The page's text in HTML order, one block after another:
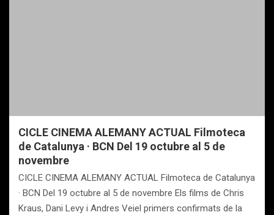
CICLE CINEMA ALEMANY ACTUAL Filmoteca
de Catalunya · BCN Del 19 octubre al 5 de
novembre
CICLE CINEMA ALEMANY ACTUAL Filmoteca de Catalunya
· BCN Del 19 octubre al 5 de novembre Els films de Chris
Kraus, Dani Levy i Andres Veiel primers confirmats de la